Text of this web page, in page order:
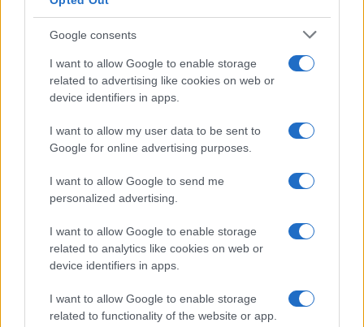
Google consents
I want to allow Google to enable storage
related to advertising like cookies on web or
device identifiers in apps.
I want to allow my user data to be sent to
Google for online advertising purposes.
I want to allow Google to send me
personalized advertising.
I want to allow Google to enable storage
related to analytics like cookies on web or
device identifiers in apps.
I want to allow Google to enable storage
related to functionality of the website or app.
Frasi dei film
Frasi film più lette
Incipit dei film
Film più cercati
Frasi sul cinema
SERVIZI
Mappa del sito
Cookie Policy
Frasi suddivise per tema